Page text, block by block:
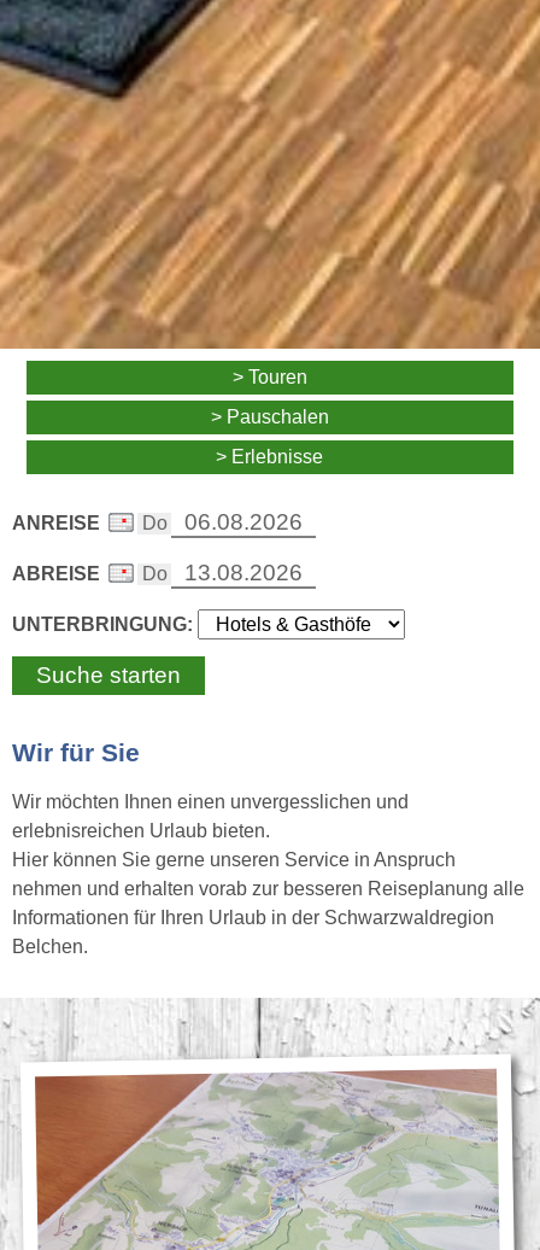
> Touren
> Pauschalen
> Erlebnisse
ANREISE
ABREISE
UNTERBRINGUNG:
Wir für Sie
Wir möchten Ihnen einen unvergesslichen und
erlebnisreichen Urlaub bieten.
Hier können Sie gerne unseren Service in Anspruch
nehmen und erhalten vorab zur besseren Reiseplanung alle
Informationen für Ihren Urlaub in der Schwarzwaldregion
Belchen.